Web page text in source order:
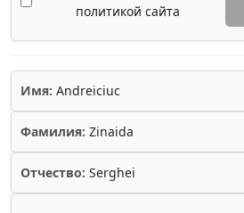
политикой сайта
Имя: Andreiciuc
Фамилия: Zinaida
Отчество: Serghei